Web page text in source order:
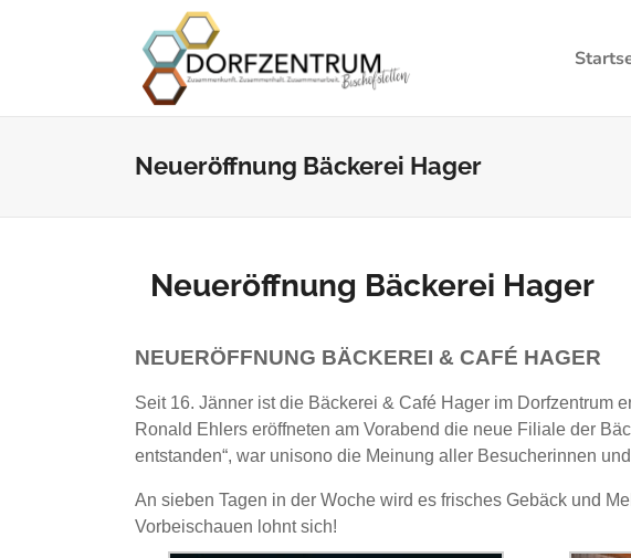
Neueröffnung Bäckerei Hager
Neueröffnung Bäckerei Hager
NEUERÖFFNUNG BÄCKEREI & CAFÉ HAGER
Seit 16. Jänner ist die Bäckerei & Café Hager im Dorfzentrum
Ronald Ehlers eröffneten am Vorabend die neue Filiale der
entstanden“, war unisono die Meinung aller Besucherinnen
An sieben Tagen in der Woche wird es frisches Gebäck und
Vorbeischauen lohnt sich!